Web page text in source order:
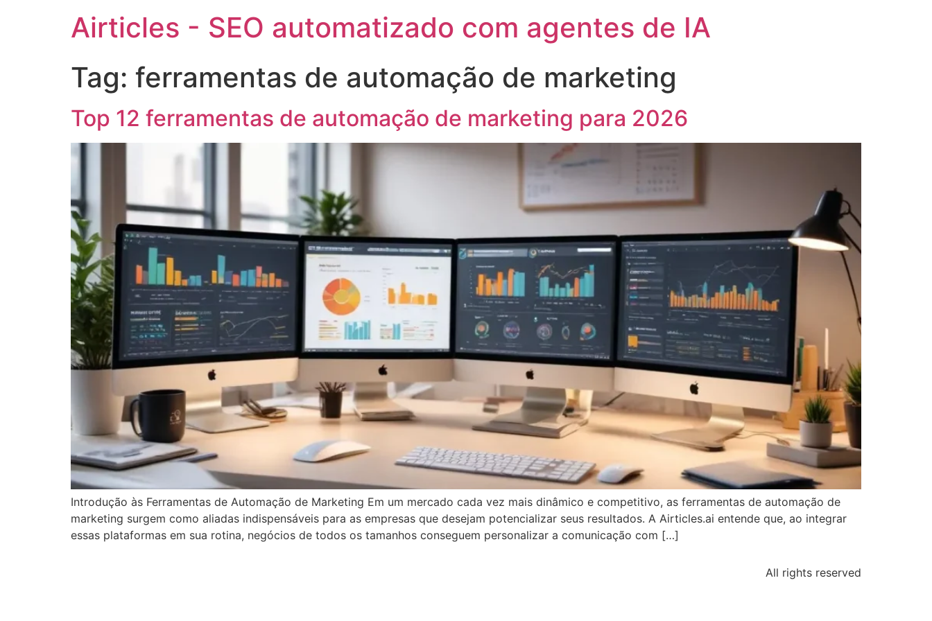
Airticles - SEO automatizado com agentes de IA
Tag: ferramentas de automação de marketing
Top 12 ferramentas de automação de marketing para 2026
Introdução às Ferramentas de Automação de Marketing Em um mercado cada vez mais dinâmico e competitivo, as ferramentas de automação de
marketing surgem como aliadas indispensáveis para as empresas que desejam potencializar seus resultados. A Airticles.ai entende que, ao integrar
essas plataformas em sua rotina, negócios de todos os tamanhos conseguem personalizar a comunicação com […]
All rights reserved